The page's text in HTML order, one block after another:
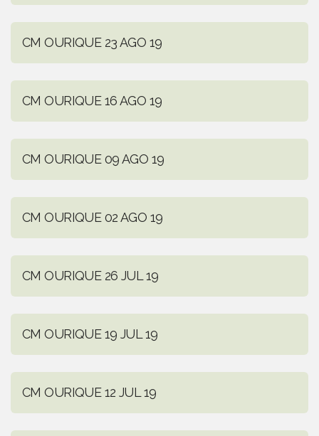
CM OURIQUE 23 AGO 19
CM OURIQUE 16 AGO 19
CM OURIQUE 09 AGO 19
CM OURIQUE 02 AGO 19
CM OURIQUE 26 JUL 19
CM OURIQUE 19 JUL 19
CM OURIQUE 12 JUL 19